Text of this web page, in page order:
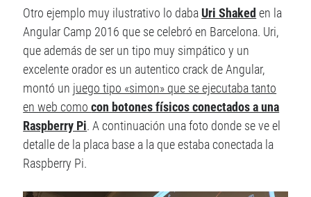
Otro ejemplo muy ilustrativo lo daba Uri Shaked en la
Angular Camp 2016 que se celebró en Barcelona. Uri,
que además de ser un tipo muy simpático y un
excelente orador es un autentico crack de Angular,
montó un juego tipo «simon» que se ejecutaba tanto
en web comocon botones físicos conectados a una
Raspberry Pi. A continuación una foto donde se ve el
detalle de la placa base a la que estaba conectada la
Raspberry Pi.